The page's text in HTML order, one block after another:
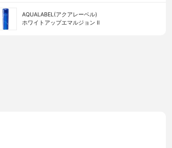
AQUALABEL(アクアレーベル)
ホワイトアップエマルジョン Ⅱ